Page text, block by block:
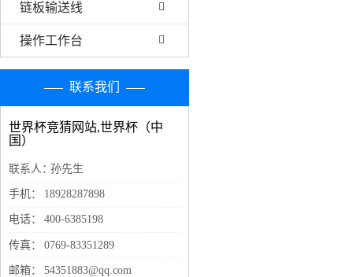
链板输送线
操作工作台
联系我们
世界杯竞猜网站,世界杯（中
国）
联系人：孙先生
手机： 18928287898
电话： 400-6385198
传真： 0769-83351289
邮箱： 54351883@qq.com